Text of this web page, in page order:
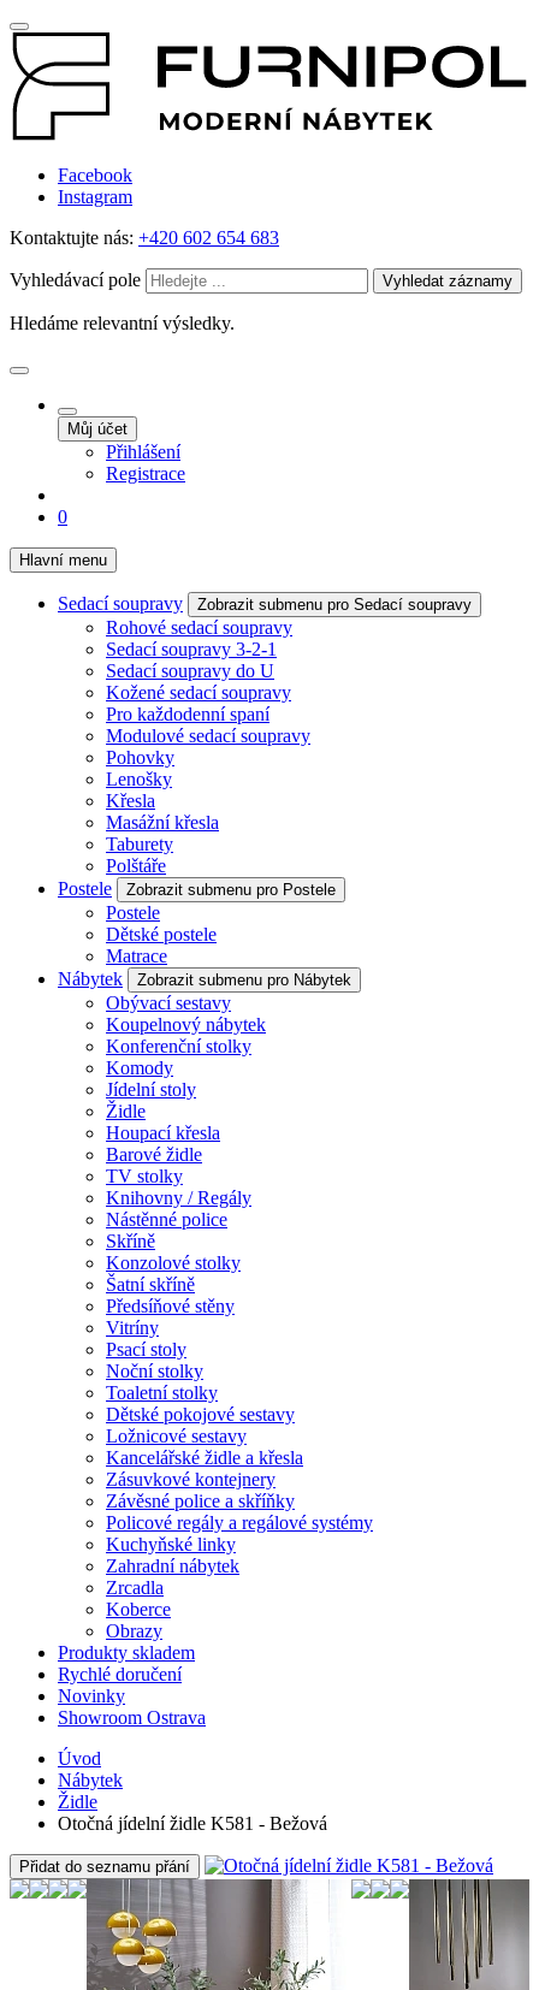
Facebook
Instagram
Kontaktujte nás: +420 602 654 683
Vyhledávací pole Vyhledat záznamy
Hledáme relevantní výsledky.
Můj účet
Přihlášení
Registrace
0
Hlavní menu
Sedací soupravy Zobrazit submenu pro Sedací soupravy
Rohové sedací soupravy
Sedací soupravy 3-2-1
Sedací soupravy do U
Kožené sedací soupravy
Pro každodenní spaní
Modulové sedací soupravy
Pohovky
Lenošky
Křesla
Masážní křesla
Taburety
Polštáře
Postele
Zobrazit submenu pro Postele
Postele
Dětské postele
Matrace
Nábytek
Zobrazit submenu pro Nábytek
Obývací sestavy
Koupelnový nábytek
Konferenční stolky
Komody
Jídelní stoly
Židle
Houpací křesla
Barové židle
TV stolky
Knihovny / Regály
Nástěnné police
Skříně
Konzolové stolky
Šatní skříně
Předsíňové stěny
Vitríny
Psací stoly
Noční stolky
Toaletní stolky
Dětské pokojové sestavy
Ložnicové sestavy
Kancelářské židle a křesla
Zásuvkové kontejnery
Závěsné police a skříňky
Policové regály a regálové systémy
Kuchyňské linky
Zahradní nábytek
Zrcadla
Koberce
Obrazy
Produkty skladem
Rychlé doručení
Novinky
Showroom Ostrava
Úvod
Nábytek
Židle
Otočná jídelní židle K581 - Bežová
Přidat do seznamu přání